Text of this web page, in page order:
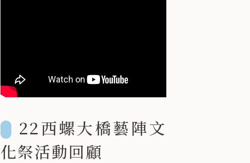
22西螺大橋藝陣文
化祭活動回顧